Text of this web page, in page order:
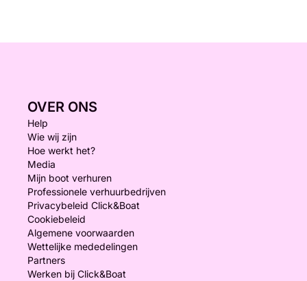
OVER ONS
Help
Wie wij zijn
Hoe werkt het?
Media
Mijn boot verhuren
Professionele verhuurbedrijven
Privacybeleid Click&Boat
Cookiebeleid
Algemene voorwaarden
Wettelijke mededelingen
Partners
Werken bij Click&Boat